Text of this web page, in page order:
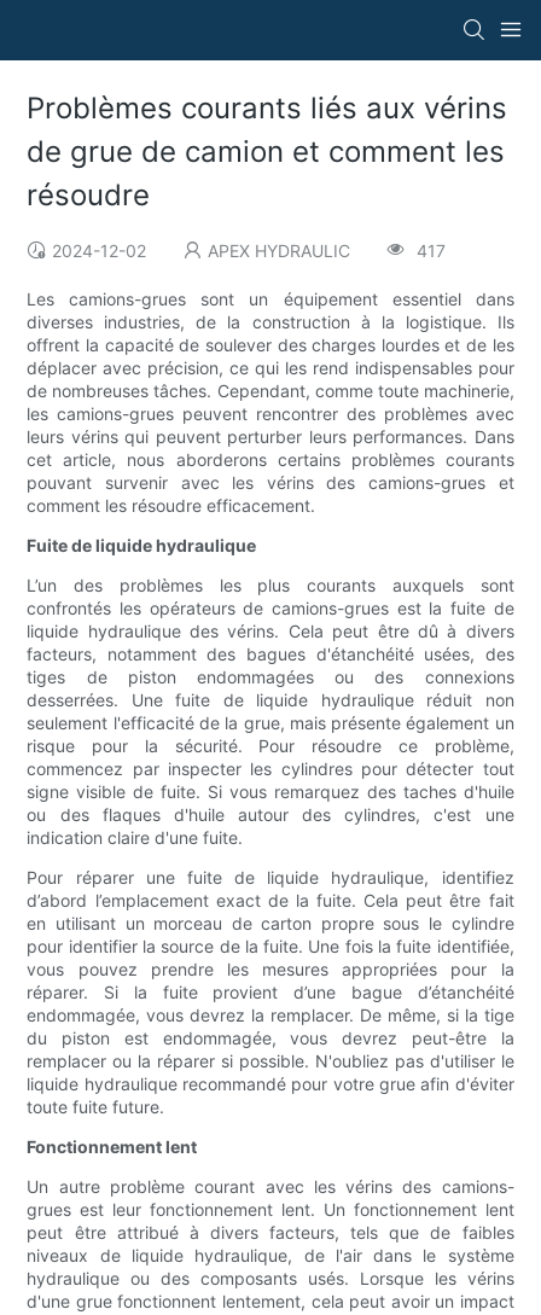
Problèmes courants liés aux vérins
de grue de camion et comment les
résoudre
2024-12-02 APEX HYDRAULIC 417
Les camions-grues sont un équipement essentiel dans
diverses industries, de la construction à la logistique. Ils
offrent la capacité de soulever des charges lourdes et de les
déplacer avec précision, ce qui les rend indispensables pour
de nombreuses tâches. Cependant, comme toute machinerie,
les camions-grues peuvent rencontrer des problèmes avec
leurs vérins qui peuvent perturber leurs performances. Dans
cet article, nous aborderons certains problèmes courants
pouvant survenir avec les vérins des camions-grues et
comment les résoudre efficacement.
Fuite de liquide hydraulique
L’un des problèmes les plus courants auxquels sont
confrontés les opérateurs de camions-grues est la fuite de
liquide hydraulique des vérins. Cela peut être dû à divers
facteurs, notamment des bagues d'étanchéité usées, des
tiges de piston endommagées ou des connexions
desserrées. Une fuite de liquide hydraulique réduit non
seulement l'efficacité de la grue, mais présente également un
risque pour la sécurité. Pour résoudre ce problème,
commencez par inspecter les cylindres pour détecter tout
signe visible de fuite. Si vous remarquez des taches d'huile
ou des flaques d'huile autour des cylindres, c'est une
indication claire d'une fuite.
Pour réparer une fuite de liquide hydraulique, identifiez
d’abord l’emplacement exact de la fuite. Cela peut être fait
en utilisant un morceau de carton propre sous le cylindre
pour identifier la source de la fuite. Une fois la fuite identifiée,
vous pouvez prendre les mesures appropriées pour la
réparer. Si la fuite provient d’une bague d’étanchéité
endommagée, vous devrez la remplacer. De même, si la tige
du piston est endommagée, vous devrez peut-être la
remplacer ou la réparer si possible. N'oubliez pas d'utiliser le
liquide hydraulique recommandé pour votre grue afin d'éviter
toute fuite future.
Fonctionnement lent
Un autre problème courant avec les vérins des camions-
grues est leur fonctionnement lent. Un fonctionnement lent
peut être attribué à divers facteurs, tels que de faibles
niveaux de liquide hydraulique, de l'air dans le système
hydraulique ou des composants usés. Lorsque les vérins
d'une grue fonctionnent lentement, cela peut avoir un impact